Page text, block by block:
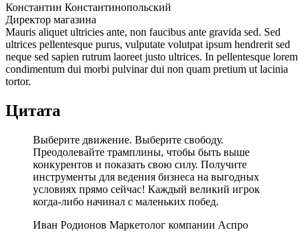
Константин Константинопольский
Директор магазина
Mauris aliquet ultricies ante, non faucibus ante gravida sed. Sed
ultrices pellentesque purus, vulputate volutpat ipsum hendrerit sed
neque sed sapien rutrum laoreet justo ultrices. In pellentesque lorem
condimentum dui morbi pulvinar dui non quam pretium ut lacinia
tortor.
Цитата
Выберите движение. Выберите свободу.
Преодолевайте трамплины, чтобы быть выше
конкурентов и показать свою силу. Получите
инструменты для ведения бизнеса на выгодных
условиях прямо сейчас! Каждый великий игрок
когда-либо начинал с маленьких побед.
Иван Родионов Маркетолог компании Аспро